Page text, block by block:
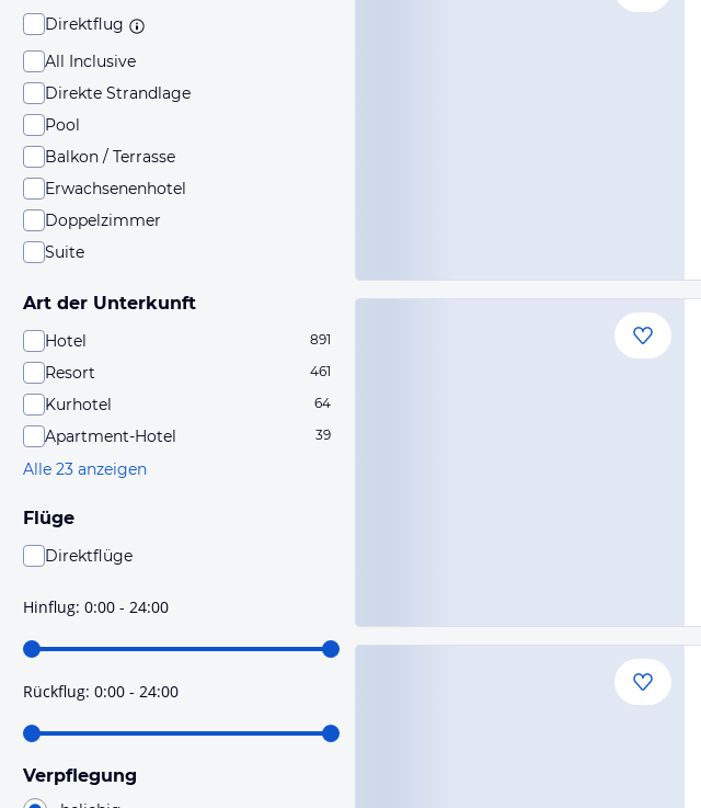
Direktflug
All Inclusive
Direkte Strandlage
Pool
Balkon / Terrasse
Erwachsenenhotel
Doppelzimmer
Suite
Art der Unterkunft
Hotel 891
Resort 461
Kurhotel 64
Apartment-Hotel 39
Alle 23 anzeigen
Flüge
Direktflüge
hoher Wahrscheinlichkeit Direktflüge sind. Bitte
prüfe vor der Buchung noch einmal die Flugdetails.
Hinflug: 0:00 - 24:00
Rückflug: 0:00 - 24:00
Verpflegung